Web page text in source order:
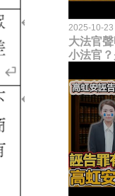
2025-10-23
大法官
小法官